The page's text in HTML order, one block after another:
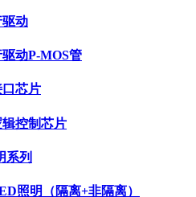
驱动
驱动P-MOS管
口芯片
辑控制芯片
系列
照明（隔离+非隔离）